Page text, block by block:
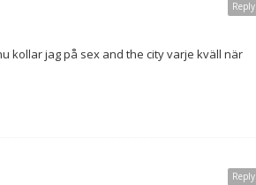
Reply
kollar jag på sex and the city varje kväll när
Reply